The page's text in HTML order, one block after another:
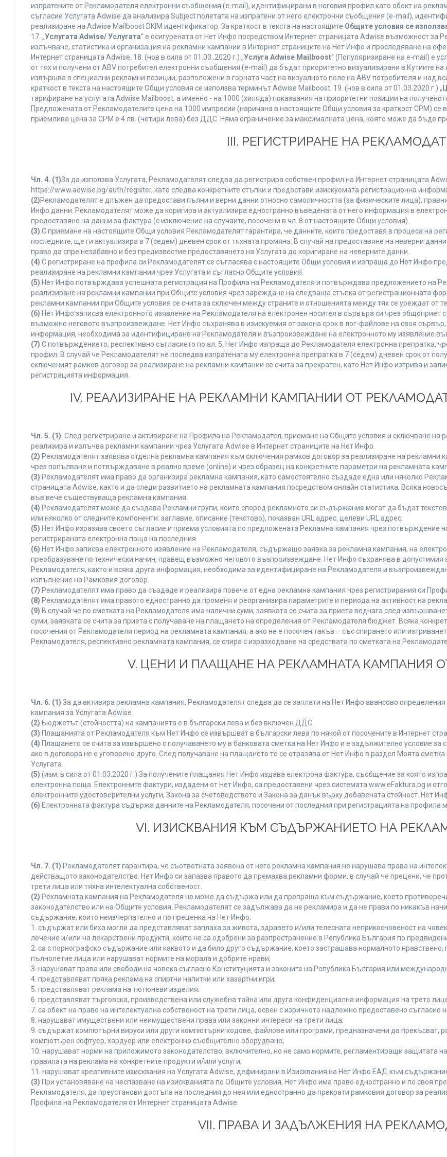
изпратените от Рекламодателя електронни съобщения (e-mail), идентифицирани в неговия профил като обект на
съгласие Услугата Adwise да анализира Subject полетата на изпратени от него електронни съобщения (e-mail),
реализиране на Adwise Mailboost DKIM идентификатор. За краткост в текста на настоящите Общите условия се
17. „Услугата Adwise/ Услугата“ е осигурената от Нет Инфо посредством Интернет страницата Adwise възможност за
излъчване, статистика и организация на рекламни кампании в Интернет страниците на Нет Инфо и проследяване на
Интернет страницата Adwise. 18. (нов в сила от 01.03..2020 г.) „Услуга Adwise Mailboost“ (Популяризиране на e-mail) е
от тях и получени от ABV потребител електронни съобщения (e-mail) да бъдат приоритетно визуализирани в Кутиите
извършва в специални рекламни позиции, разположени в горната част на визуалното поле на ABV потребителя и над
краткост в текста на настоящите Общи условия се използва терминът Adwise Mailboost. 19. (нов в сила от 01.03.2020 г.) „
тарифиране на услугата Adwise Mailboost, а именно - на 1000 (хиляда) показвания на приоритетни позиции на
Предложената от Рекламодателите цена на 1000 импресии (наричана в настоящите Общи условия за краткост CPM)
приемлива цена за CPM е 4 лв. (четири лева) без ДДС. Няма ограничение за максималната цена, която може да бъде
ІІІ. РЕГИСТРИРАНЕ НА
Чл. 4. (1)За да използва Услугата, Рекламодателят следва да регистрира собствен профил на Интернет страницата
https://www.adwise.bg/auth/register, като следва конкретните стъпки и предостави изискуемата регистрационна
(2)Рекламодателят е длъжен да предостави пълни и верни данни относно самоличността (за физическите лица),
Инфо данни. Рекламодателят може да коригира и актуализира едностранно въведената от него информация в
предоставяне на данни за фактура (с изключение на случаите, посочени в чл. 8 от настоящите Общи условия).
(3) С приемане на настоящите Общи условия Рекламодателят гарантира, че данните, които предоставя в процеса на
последните, ще ги актуализира в 7 (седем) дневен срок от тяхната промяна. В случай на предоставяне на неверни
право да спре незабавно и без предизвестие предоставянето на Услугата до коригиране на неверните данни.
(4) С регистриране на профила си Рекламодателят се съгласява с настоящите Общи условия и изпраща до Нет Инфо
реализиране на рекламни кампании чрез Услугата и съгласно Общите условия.
(5) Нет Инфо потвърждава успешната регистрация на Профила на Рекламодателя и потвърждава предложението на
реализиране на рекламни кампании при Общите условия чрез зареждане на следваща стъпка от регистрационната
рекламни кампании при Общите условия се счита за сключен между страните и отношенията между тях се уреждат от
(6) Нет Инфо записва електронното изявление на Рекламодателя на електронен носител в сървъра си чрез общоприет
възможно неговото възпроизвеждане. Нет Инфо съхранява в изискуемия от закона срок в лог-файлове на своя сървър,
информация, необходима за идентифициране на Рекламодателя и възпроизвеждане на електронното му изявление
(7) С потвърждението, респективно съгласието по ал. 5, Нет Инфо изпраща до Рекламодателя електронна препратка,
профил. В случай че Рекламодателят не последва изпратената му електронна препратка в 7 (седем) дневен срок от
сключеният рамков договор за реализиране на рекламни кампании се счита за прекратен, като Нет Инфо изтрива и
регистрацията информация.
IV. РЕАЛИЗИРАНЕ НА РЕКЛАМНИ КАМПАНИИ ОТ
Чл. 5. (1) . След регистриране и активиране на Профила на Рекламодател, приемане на Общите условия и сключване на
реализира и излъчва рекламни кампании чрез Услугата Adwise в Интернет страниците на Нет Инфо.
(2) Рекламодателят заявява отделна рекламна кампания към сключения рамков договор за реализиране на рекламни
чрез попълване и потвърждаване в реално време (online) и чрез образец на конкретните параметри на рекламната
(3) Рекламодателят има право да организира рекламна кампания, като самостоятелно създаде една или няколко
страницата Adwise, както и да следи развитието на рекламната кампания посредством онлайн статистика. Всяка
във вече съществуваща рекламна кампания.
(4) Рекламодателят може да създава Рекламни групи, които според рекламното си съдържание могат да бъдат
или няколко от следните компоненти: заглавие, описание (текстово), показван URL адрес, целеви URL адрес.
(5) Нет Инфо изразява своето съгласие и приема условията по предложената Рекламна кампания чрез потвърждение
регистрираната електронна поща на последния.
(6) Нет Инфо записва електронното изявление на Рекламодателя, съдържащо заявка за рекламна кампания, на
преобразуване по технически начин, правещ възможно неговото възпроизвеждане. Нет Инфо съхранява в допустимия
Рекламодателя, както и всяка друга информация, необходима за идентифициране на Рекламодателя и
изпълнение на Рамковия договор.
(7) Рекламодателят има право да създаде и реализира повече от една рекламна кампания чрез регистрирания си
(8) Рекламодателят има правото едностранно да променя и реорганизира параметрите и периода на активност на
(9) В случай че по сметката на Рекламодателя има налични суми, заявката се счита за приета веднага след
суми, заявката се счита за приета с получаване на плащането на определения от Рекламодателя бюджет. Всяка
посочения от Рекламодателя период на рекламната кампания, а ако не е посочен такъв – със спирането или
Рекламодателя, респективно рекламната кампания, се спира с изразходване на средствата по сметката на
V. ЦЕНИ И ПЛАЩАНЕ НА РЕКЛАМНАТА КАМПАНИЯ
Чл. 6. (1) За да активира рекламна кампания, Рекламодателят следва да се заплати на Нет Инфо авансово
кампания за Услугата Adwise.
(2) Бюджетът (стойността) на кампанията е в български лева и без включен ДДС.
(3) Плащанията от Рекламодателя към Нет Инфо се извършват в български лева по някой от посочените в Интернет
(4) Плащането се счита за извършено с получаването му в банковата сметка на Нет Инфо и е задължително условие
ако в договора не е уговорено друго. След получаване на плащането то се отразява от Нет Инфо в раздел Моята
Услугата.
(5) (изм. в сила от 01.03.2020 г.) За получените плащания Нет Инфо издава електрона фактура, съобщение за която
електронна поща. Електронните фактури, издадени от Нет Инфо, са предоставени чрез системата www.eFaktura.bg и
електронните удостоверителни услуги, Закона за счетоводството и Закона за данък върху добавената стойност. Нет
(6) Електронната фактура съдържа данните на Рекламодателя, посочени от последния при регистрацията на профила
VI. ИЗИСКВАНИЯ КЪМ СЪДЪРЖАНИЕТО НА
Чл. 7. (1) Рекламодателят гарантира, че съответната заявена от него рекламна кампания не нарушава права на
действащото законодателство. Нет Инфо си запазва правото да премахва рекламни форми, в случай че прецени, че
трети лица или тяхна интелектуална собственост.
(2) Рекламната кампания на Рекламодателя не може да съдържа или да препраща към съдържание, което
законодателство или на Общите условия. Рекламодателят се задължава да не рекламира и да не прави по никакъв
съдържание, които неизчерпателно и по преценка на Нет Инфо:
1. съдържат или биха могли да представляват заплаха за живота, здравето и/или телесната неприкосновеност на
лечение и/или на лекарствени продукти, които не са одобрени за разпространение в Република България по
2. са с порнографско съдържание или каквото и да било друго съдържание, което застрашава нормалното
пълнолетие лица или нарушават нормите на морала и добрите нрави;
3. нарушават права или свободи на човека съгласно Конституцията и законите на Република България или
4. представляват пряка реклама на спиртни напитки или хазартни игри;
5. представляват реклама на тютюневи изделия;
6. представляват търговска, производствена или служебна тайна или друга конфиденциална информация на трето
7. са обект на право на интелектуална собственост на трети лица, освен с изричното надлежно предоставено съгласие
8. нарушават имуществени или неимуществени права или законни интереси на трети лица;
9. съдържат компютърни вируси или други компютърни кодове, файлове или програми, предназначени да прекъсват,
компютърен софтуер, хардуер или електронно съобщително оборудване;
10. нарушават норми на приложимото законодателство, включително, но не само нормите, регламентиращи защитата
правилата на реклама на конкретните продукти и/или услуги;
11. нарушават креативните изисквания на Услугата Adwise, дефинирани в Изисквания на Нет Инфо ЕАД към
(3) При установяване на неспазване на изискванията по Общите условия, Нет Инфо има право едностранно и по своя
Рекламодателя, да преустанови достъпа на последния до нея или едностранно да прекрати рамковия договор за
Профила на Рекламодателя от Интернет страницата Adwise.
VII. ПРАВА И ЗАДЪЛЖЕНИЯ НА